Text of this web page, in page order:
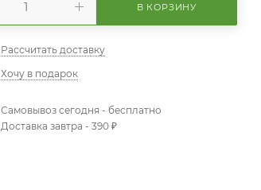
В КОРЗИНУ
Рассчитать доставку
Хочу в подарок
Самовывоз сегодня - бесплатно
Доставка завтра - 390 ₽